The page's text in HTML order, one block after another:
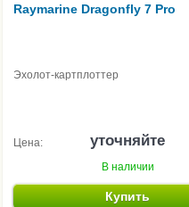
Raymarine Dragonfly 7 Pro
Эхолот-картплоттер
Цена: уточняйте
В наличии
Купить